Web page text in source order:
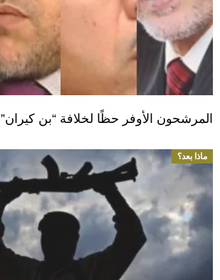
المرشحون الأوفر حظًا لخلافة “بن كيران”
ماذا بعد؟